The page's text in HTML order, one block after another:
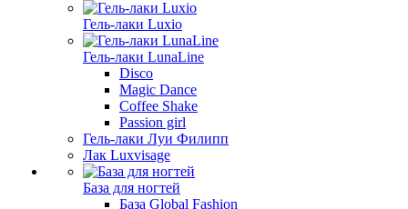
Гель-лаки Luxio
Гель-лаки LunaLine
Disco
Magic Dance
Coffee Shake
Passion girl
Гель-лаки Луи Филипп
Лак Luxvisage
База для ногтей
База Global Fashion